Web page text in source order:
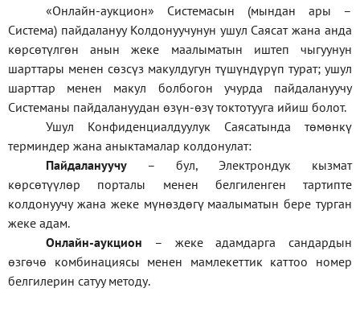
«Онлайн-аукцион» Системасын (мындан ары –
Система) пайдалануу Колдонуучунун ушул Саясат жана анда
көрсөтүлгөн анын жеке маалыматын иштеп чыгуунун
шарттары менен сөзсүз макулдугун түшүндүрүп турат; ушул
шарттар менен макул болбогон учурда пайдалануучу
Системаны пайдалануудан өзүн-өзү токтотууга ийиш болот.
Ушул Конфиденциалдуулук Саясатында төмөнкү
терминдер жана аныктамалар колдонулат:
Пайдалануучу – бул, Электрондук кызмат
көрсөтүүлөр порталы менен белгиленген тартипте
колдонуучу жана жеке мүнөздөгү маалыматын бере турган
жеке адам.
Онлайн-аукцион – жеке адамдарга сандардын
өзгөчө комбинациясы менен мамлекеттик каттоо номер
белгилерин сатуу методу.